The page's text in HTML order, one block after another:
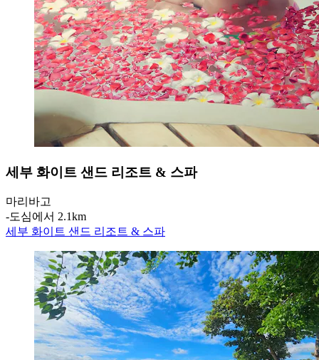
세부 화이트 샌드 리조트 & 스파
마리바고
‐도심에서 2.1km
세부 화이트 샌드 리조트 & 스파